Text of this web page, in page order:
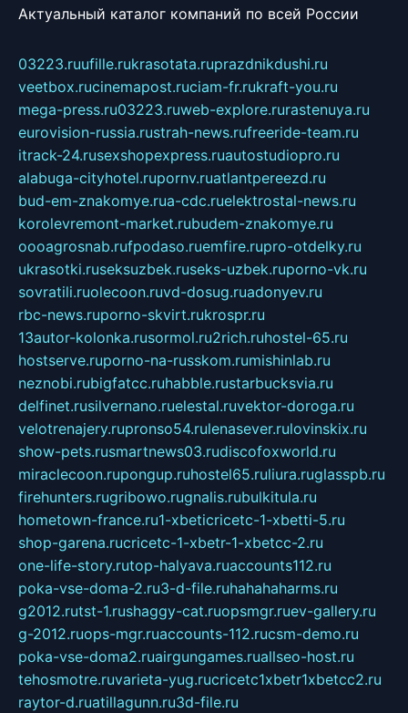
Актуальный каталог компаний по всей России
03223.ruufille.rukrasotata.ruprazdnikdushi.ru
veetbox.rucinemapost.ruciam-fr.rukraft-you.ru
mega-press.ru03223.ruweb-explore.rurastenuya.ru
eurovision-russia.rustrah-news.rufreeride-team.ru
itrack-24.rusexshopexpress.ruautostudiopro.ru
alabuga-cityhotel.rupornv.ruatlantpereezd.ru
bud-em-znakomye.rua-cdc.ruelektrostal-news.ru
korolevremont-market.rubudem-znakomye.ru
oooagrosnab.rufpodaso.ruemfire.rupro-otdelky.ru
ukrasotki.ruseksuzbek.ruseks-uzbek.ruporno-vk.ru
sovratili.ruolecoon.ruvd-dosug.ruadonyev.ru
rbc-news.ruporno-skvirt.rukrospr.ru
13autor-kolonka.rusormol.ru2rich.ruhostel-65.ru
hostserve.ruporno-na-russkom.rumishinlab.ru
neznobi.rubigfatcc.ruhabble.rustarbucksvia.ru
delfinet.rusilvernano.ruelestal.ruvektor-doroga.ru
velotrenajery.rupronso54.rulenasever.rulovinskix.ru
show-pets.rusmartnews03.rudiscofoxworld.ru
miraclecoon.rupongup.ruhostel65.ruliura.ruglasspb.ru
firehunters.rugribowo.rugnalis.rubulkitula.ru
hometown-france.ru1-xbeticricetc-1-xbetti-5.ru
shop-garena.rucricetc-1-xbetr-1-xbetcc-2.ru
one-life-story.rutop-halyava.ruaccounts112.ru
poka-vse-doma-2.ru3-d-file.ruhahahaharms.ru
g2012.rutst-1.rushaggy-cat.ruopsmgr.ruev-gallery.ru
g-2012.ruops-mgr.ruaccounts-112.rucsm-demo.ru
poka-vse-doma2.ruairgungames.ruallseo-host.ru
tehosmotre.ruvarieta-yug.rucricetc1xbetr1xbetcc2.ru
raytor-d.ruatillagunn.ru3d-file.ru